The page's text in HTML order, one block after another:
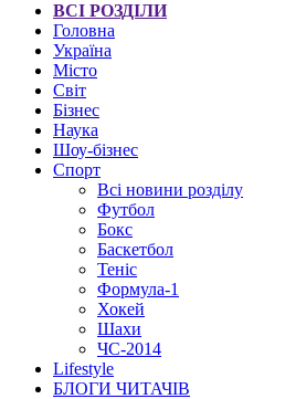
ВСІ РОЗДІЛИ
Головна
Україна
Місто
Світ
Бізнес
Наука
Шоу-бізнес
Спорт
Всі новини розділу
Футбол
Бокс
Баскетбол
Теніс
Формула-1
Хокей
Шахи
ЧС-2014
Lifestyle
БЛОГИ ЧИТАЧІВ